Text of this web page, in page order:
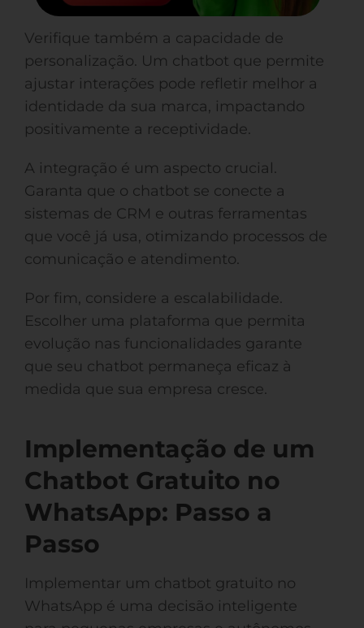
Verifique também a capacidade de
personalização. Um chatbot que permite
ajustar interações pode refletir melhor a
identidade da sua marca, impactando
positivamente a receptividade.
A integração é um aspecto crucial.
Garanta que o chatbot se conecte a
sistemas de CRM e outras ferramentas
que você já usa, otimizando processos de
comunicação e atendimento.
Por fim, considere a escalabilidade.
Escolher uma plataforma que permita
evolução nas funcionalidades garante
que seu chatbot permaneça eficaz à
medida que sua empresa cresce.
Implementação de um
Chatbot Gratuito no
WhatsApp: Passo a
Passo
Implementar um chatbot gratuito no
WhatsApp é uma decisão inteligente